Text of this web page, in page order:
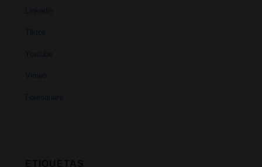
Linkedin
Tiktok
Youtube
Vimeo
Foursquare